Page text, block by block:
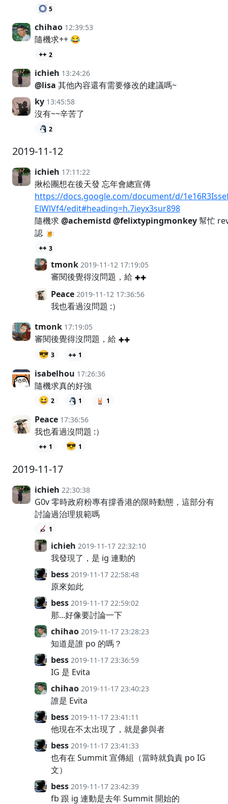
5
chihao 12:39:53
隨機求++ 😂
2
ichieh 13:24:26
@lisa 其他內容還有需要修改的建議嗎~
ky 13:45:58
沒有~~辛苦了
2
2019-11-12
ichieh 17:11:22
揪松團想在後天發 忘年會總宣傳
https://docs.google.com/document/d/
ElWlVf4/edit#heading=h.7ieyx3sur898
隨機求@achemistd @felixtypingmonkey幫忙
認 🍺
3
tmonk 2019-11-12 17:19:05
審閱後覺得沒問題，給
Peace 2019-11-12 17:36:56
我也看過沒問題 :）
tmonk 17:19:05
審閱後覺得沒問題，給
😎 3 1
isabelhou 17:26:36
隨機求真的好強
😆 2 1 1
Peace 17:36:56
我也看過沒問題 :）
1 😎 1
2019-11-17
ichieh 22:30:38
G0v 零時政府粉專有撐香港的限時動態，這部分有
討論過治理規範嗎
1
ichieh 2019-11-17 22:32:10
我發現了，是 ig 連動的
bess 2019-11-17 22:58:48
原來如此
bess 2019-11-17 22:59:02
那...好像要討論一下
chihao 2019-11-17 23:28:23
知道是誰 po 的嗎？
bess 2019-11-17 23:36:59
IG 是 Evita
chihao 2019-11-17 23:40:23
誰是 Evita
bess 2019-11-17 23:41:11
他現在不太出現了，就是參與者
bess 2019-11-17 23:41:33
也有在 Summit 宣傳組（當時就負責 po IG
文）
bess 2019-11-17 23:42:39
fb 跟 ig 連動是去年 Summit 開始的